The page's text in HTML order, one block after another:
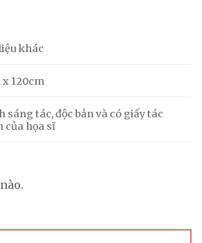
khác
x 120cm
sáng tác, độc bản và có giấy tác
của họa sĩ